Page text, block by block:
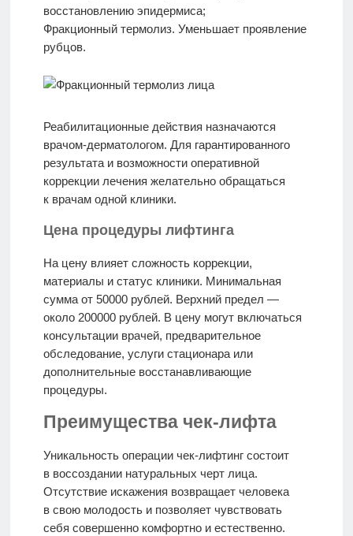
восстановлению эпидермиса;
Фракционный термолиз. Уменьшает проявление
рубцов.
Реабилитационные действия назначаются
врачом-дерматологом. Для гарантированного
результата и возможности оперативной
коррекции лечения желательно обращаться
к врачам одной клиники.
Цена процедуры лифтинга
На цену влияет сложность коррекции,
материалы и статус клиники. Минимальная
сумма от 50000 рублей. Верхний предел —
около 200000 рублей. В цену могут включаться
консультации врачей, предварительное
обследование, услуги стационара или
дополнительные восстанавливающие
процедуры.
Преимущества чек-лифта
Уникальность операции чек-лифтинг состоит
в воссоздании натуральных черт лица.
Отсутствие искажения возвращает человека
в свою молодость и позволяет чувствовать
себя совершенно комфортно и естественно.